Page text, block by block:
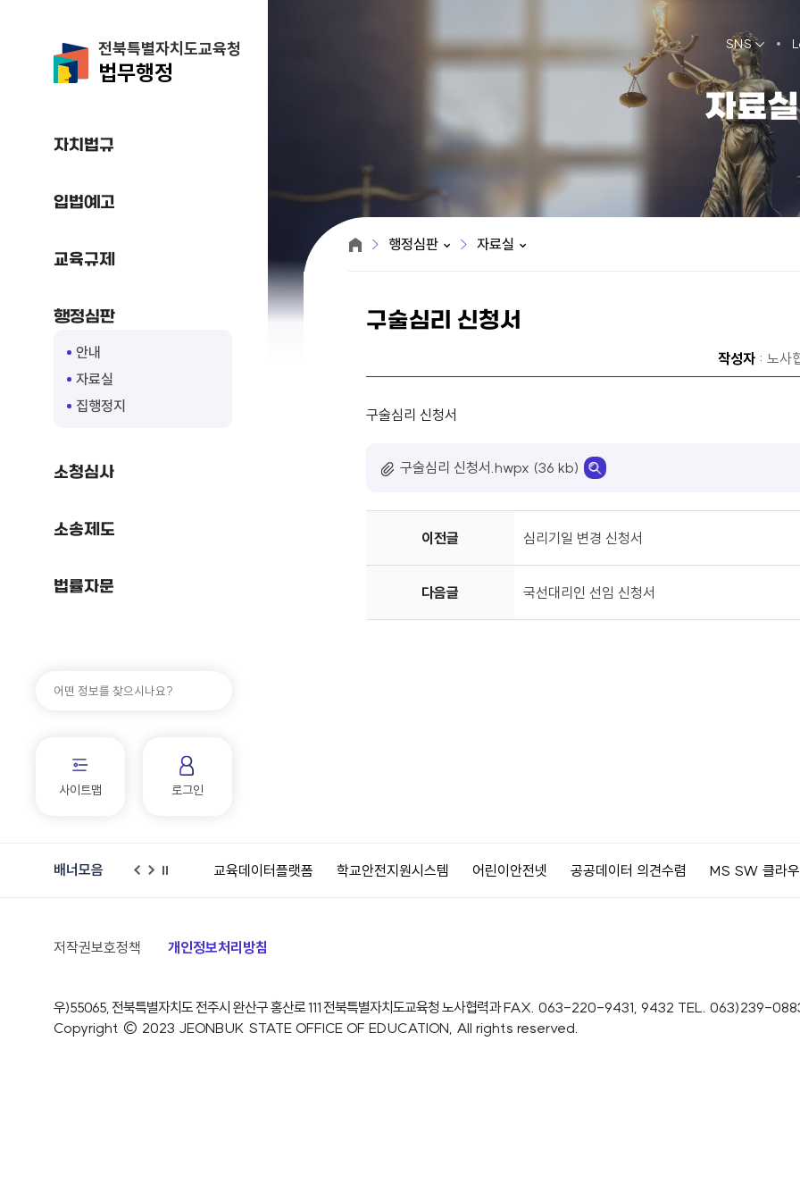
SNS
전북특별자치도교육청
법무행정
자치법규
입법예고
교육규제
행정심판
안내
자료실
집행정지
소청심사
소송제도
법률자문
사이트맵 로그인
자료실
행정심판 자료실
구술심리 신청서
작성자 : 노사
구술심리 신청서
구술심리 신청서.hwpx (36 kb)
이전글 심리기일 변경 신청서
다음글 국선대리인 선임 신청서
배너모음
누리병원학교 교육데이터플랫폼 학교안전지원시스템 어린이안전넷 공공데이터 의견수렴 MS SW 클라우드 서비스 전북
저작권보호정책 개인정보처리방침
우)55065, 전북특별자치도 전주시 완산구 홍산로 111전북특별자치도교육청 노사협력과 FAX. 063-220-9431, 9432 TEL. 063)239-
Copyright © 2023 JEONBUK STATE OFFICE OF EDUCATION, All rights reserved.